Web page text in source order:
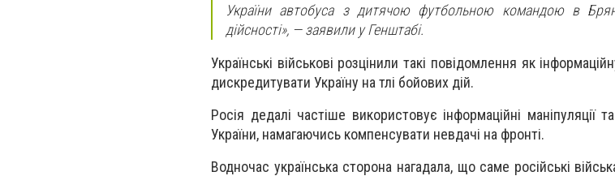
України автобуса з дитячою футбольною командою в
дійсності», — заявили у Генштабі.
Українські військові розцінили такі повідомлення як
дискредитувати Україну на тлі бойових дій.
Росія дедалі частіше використовує інформаційні маніпуляції
України, намагаючись компенсувати невдачі на фронті.
Водночас українська сторона нагадала, що саме російські